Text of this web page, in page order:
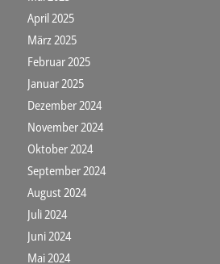
April 2025
März 2025
Februar 2025
Januar 2025
Dezember 2024
November 2024
Oktober 2024
September 2024
August 2024
Juli 2024
Juni 2024
Mai 2024